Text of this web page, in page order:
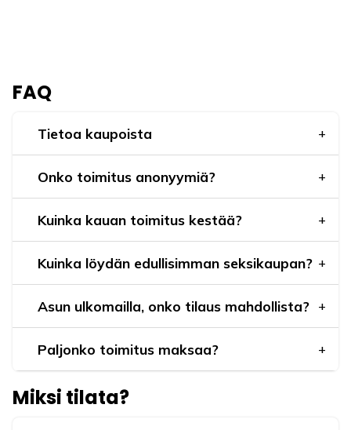
FAQ
Tietoa kaupoista
Onko toimitus anonyymiä?
Kuinka kauan toimitus kestää?
Kuinka löydän edullisimman seksikaupan?
Asun ulkomailla, onko tilaus mahdollista?
Paljonko toimitus maksaa?
Miksi tilata?